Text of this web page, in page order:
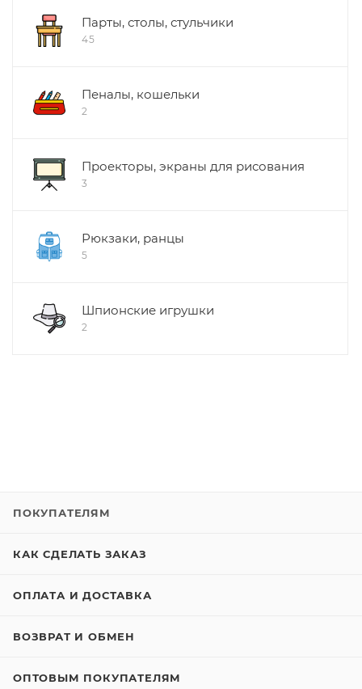
Парты, столы, стульчики
45
Пеналы, кошельки
2
Проекторы, экраны для рисования
3
Рюкзаки, ранцы
5
Шпионские игрушки
2
ПОКУПАТЕЛЯМ
КАК СДЕЛАТЬ ЗАКАЗ
ОПЛАТА И ДОСТАВКА
ВОЗВРАТ И ОБМЕН
ОПТОВЫМ ПОКУПАТЕЛЯМ